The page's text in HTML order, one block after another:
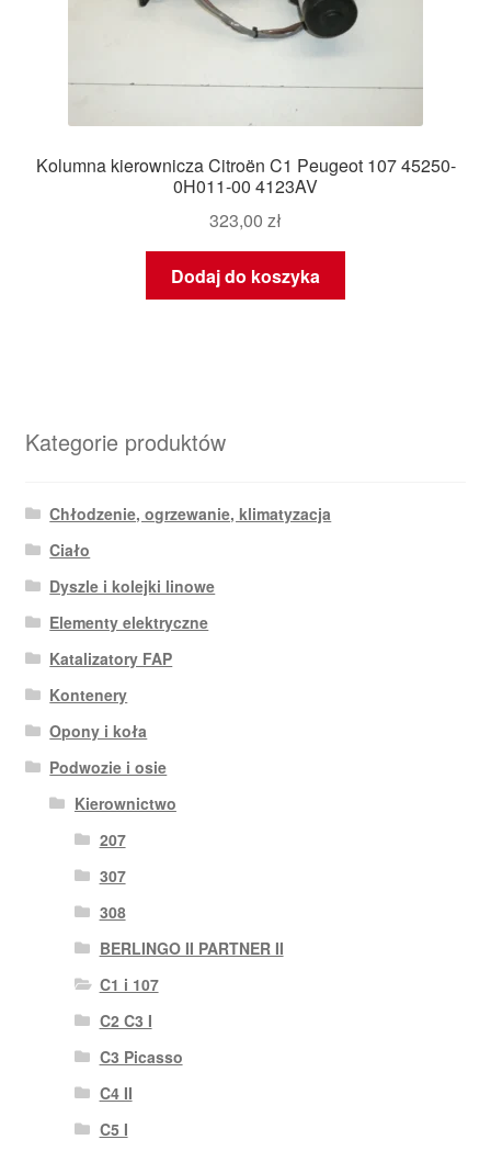
Kolumna kierownicza Citroën C1 Peugeot 107 45250-
0H011-00 4123AV
323,00 zł
Dodaj do koszyka
Kategorie produktów
Chłodzenie, ogrzewanie, klimatyzacja
Ciało
Dyszle i kolejki linowe
Elementy elektryczne
Katalizatory FAP
Kontenery
Opony i koła
Podwozie i osie
Kierownictwo
207
307
308
BERLINGO II PARTNER II
C1 i 107
C2 C3 I
C3 Picasso
C4 II
C5 I